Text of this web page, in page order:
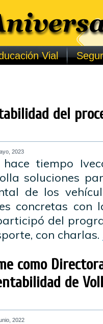
Vial
del
2023
hace tiempo
soluciones
de los
concretas con
del
con charlas.
como
de
2022